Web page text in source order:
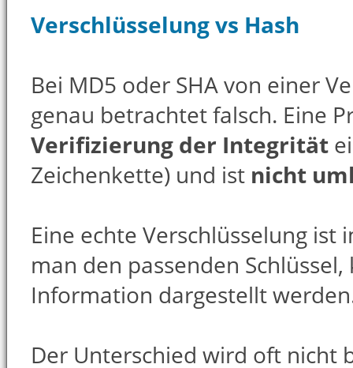
Verschlüsselung vs Hash
Bei MD5 oder SHA von einer
genau betrachtet falsch. Eine
Verifizierung der Integrität
Zeichenkette) und ist nicht
Eine echte Verschlüsselung
man den passenden
Information dargestellt
Der Unterschied wird oft nicht